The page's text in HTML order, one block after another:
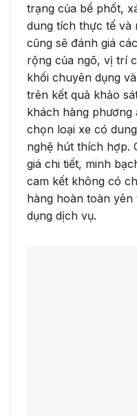
trạng của bể phốt,
dung tích thực tế và
cũng sẽ đánh giá
rộng của ngõ, vị trí
khối chuyên dụng
trên kết quả khảo
khách hàng
chọn loại xe có
nghệ hút thích hợp.
giá chi tiết, minh
cam kết không có
hàng hoàn toàn
dụng dịch vụ.